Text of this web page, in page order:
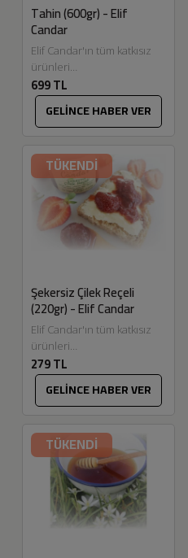
Tahin (600gr) - Elif
Candar
Elif Candar'ın tüm katkısız
ürünleri
Eskitadında.com'da. Uşak'da
taş değirmende üretilen
tahinimiz uygun ortamda
saklanması durumunda
699 TL
GELİNCE HABER VER
TÜKENDİ
Şekersiz Çilek Reçeli
(220gr) - Elif Candar
Elif Candar'ın tüm katkısız
ürünleri
Eskitadında.com'da.
Şekersiz reçellerimizde ve
marmelatlarımızda
kullandığımız elma pektinini,
topladığımız elmaları
kaynatarak...
279 TL
GELİNCE HABER VER
TÜKENDİ